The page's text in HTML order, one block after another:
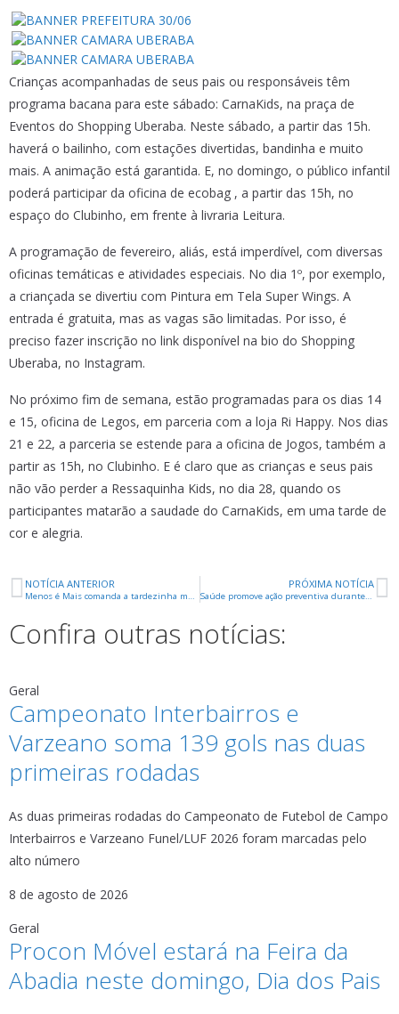
Crianças acompanhadas de seus pais ou responsáveis têm
programa bacana para este sábado: CarnaKids, na praça de
Eventos do Shopping Uberaba. Neste sábado, a partir das 15h.
haverá o bailinho, com estações divertidas, bandinha e muito
mais. A animação está garantida. E, no domingo, o público infantil
poderá participar da oficina de ecobag , a partir das 15h, no
espaço do Clubinho, em frente à livraria Leitura.
A programação de fevereiro, aliás, está imperdível, com diversas
oficinas temáticas e atividades especiais. No dia 1º, por exemplo,
a criançada se divertiu com Pintura em Tela Super Wings. A
entrada é gratuita, mas as vagas são limitadas. Por isso, é
preciso fazer inscrição no link disponível na bio do Shopping
Uberaba, no Instagram.
No próximo fim de semana, estão programadas para os dias 14
e 15, oficina de Legos, em parceria com a loja Ri Happy. Nos dias
21 e 22, a parceria se estende para a oficina de Jogos, também a
partir as 15h, no Clubinho. E é claro que as crianças e seus pais
não vão perder a Ressaquinha Kids, no dia 28, quando os
participantes matarão a saudade do CarnaKids, em uma tarde de
cor e alegria.
NOTÍCIA ANTERIOR
Menos é Mais comanda a tardezinha mais charmosa de Uberaba com recorde de ingressos vendidos
PRÓXIMA NOTÍCIA
Saúde promove ação preventiva durante o Carnaval Uberaba 2026
Confira outras notícias:
Geral
Campeonato Interbairros e
Varzeano soma 139 gols nas duas
primeiras rodadas
As duas primeiras rodadas do Campeonato de Futebol de Campo
Interbairros e Varzeano Funel/LUF 2026 foram marcadas pelo
alto número
8 de agosto de 2026
Geral
Procon Móvel estará na Feira da
Abadia neste domingo, Dia dos Pais